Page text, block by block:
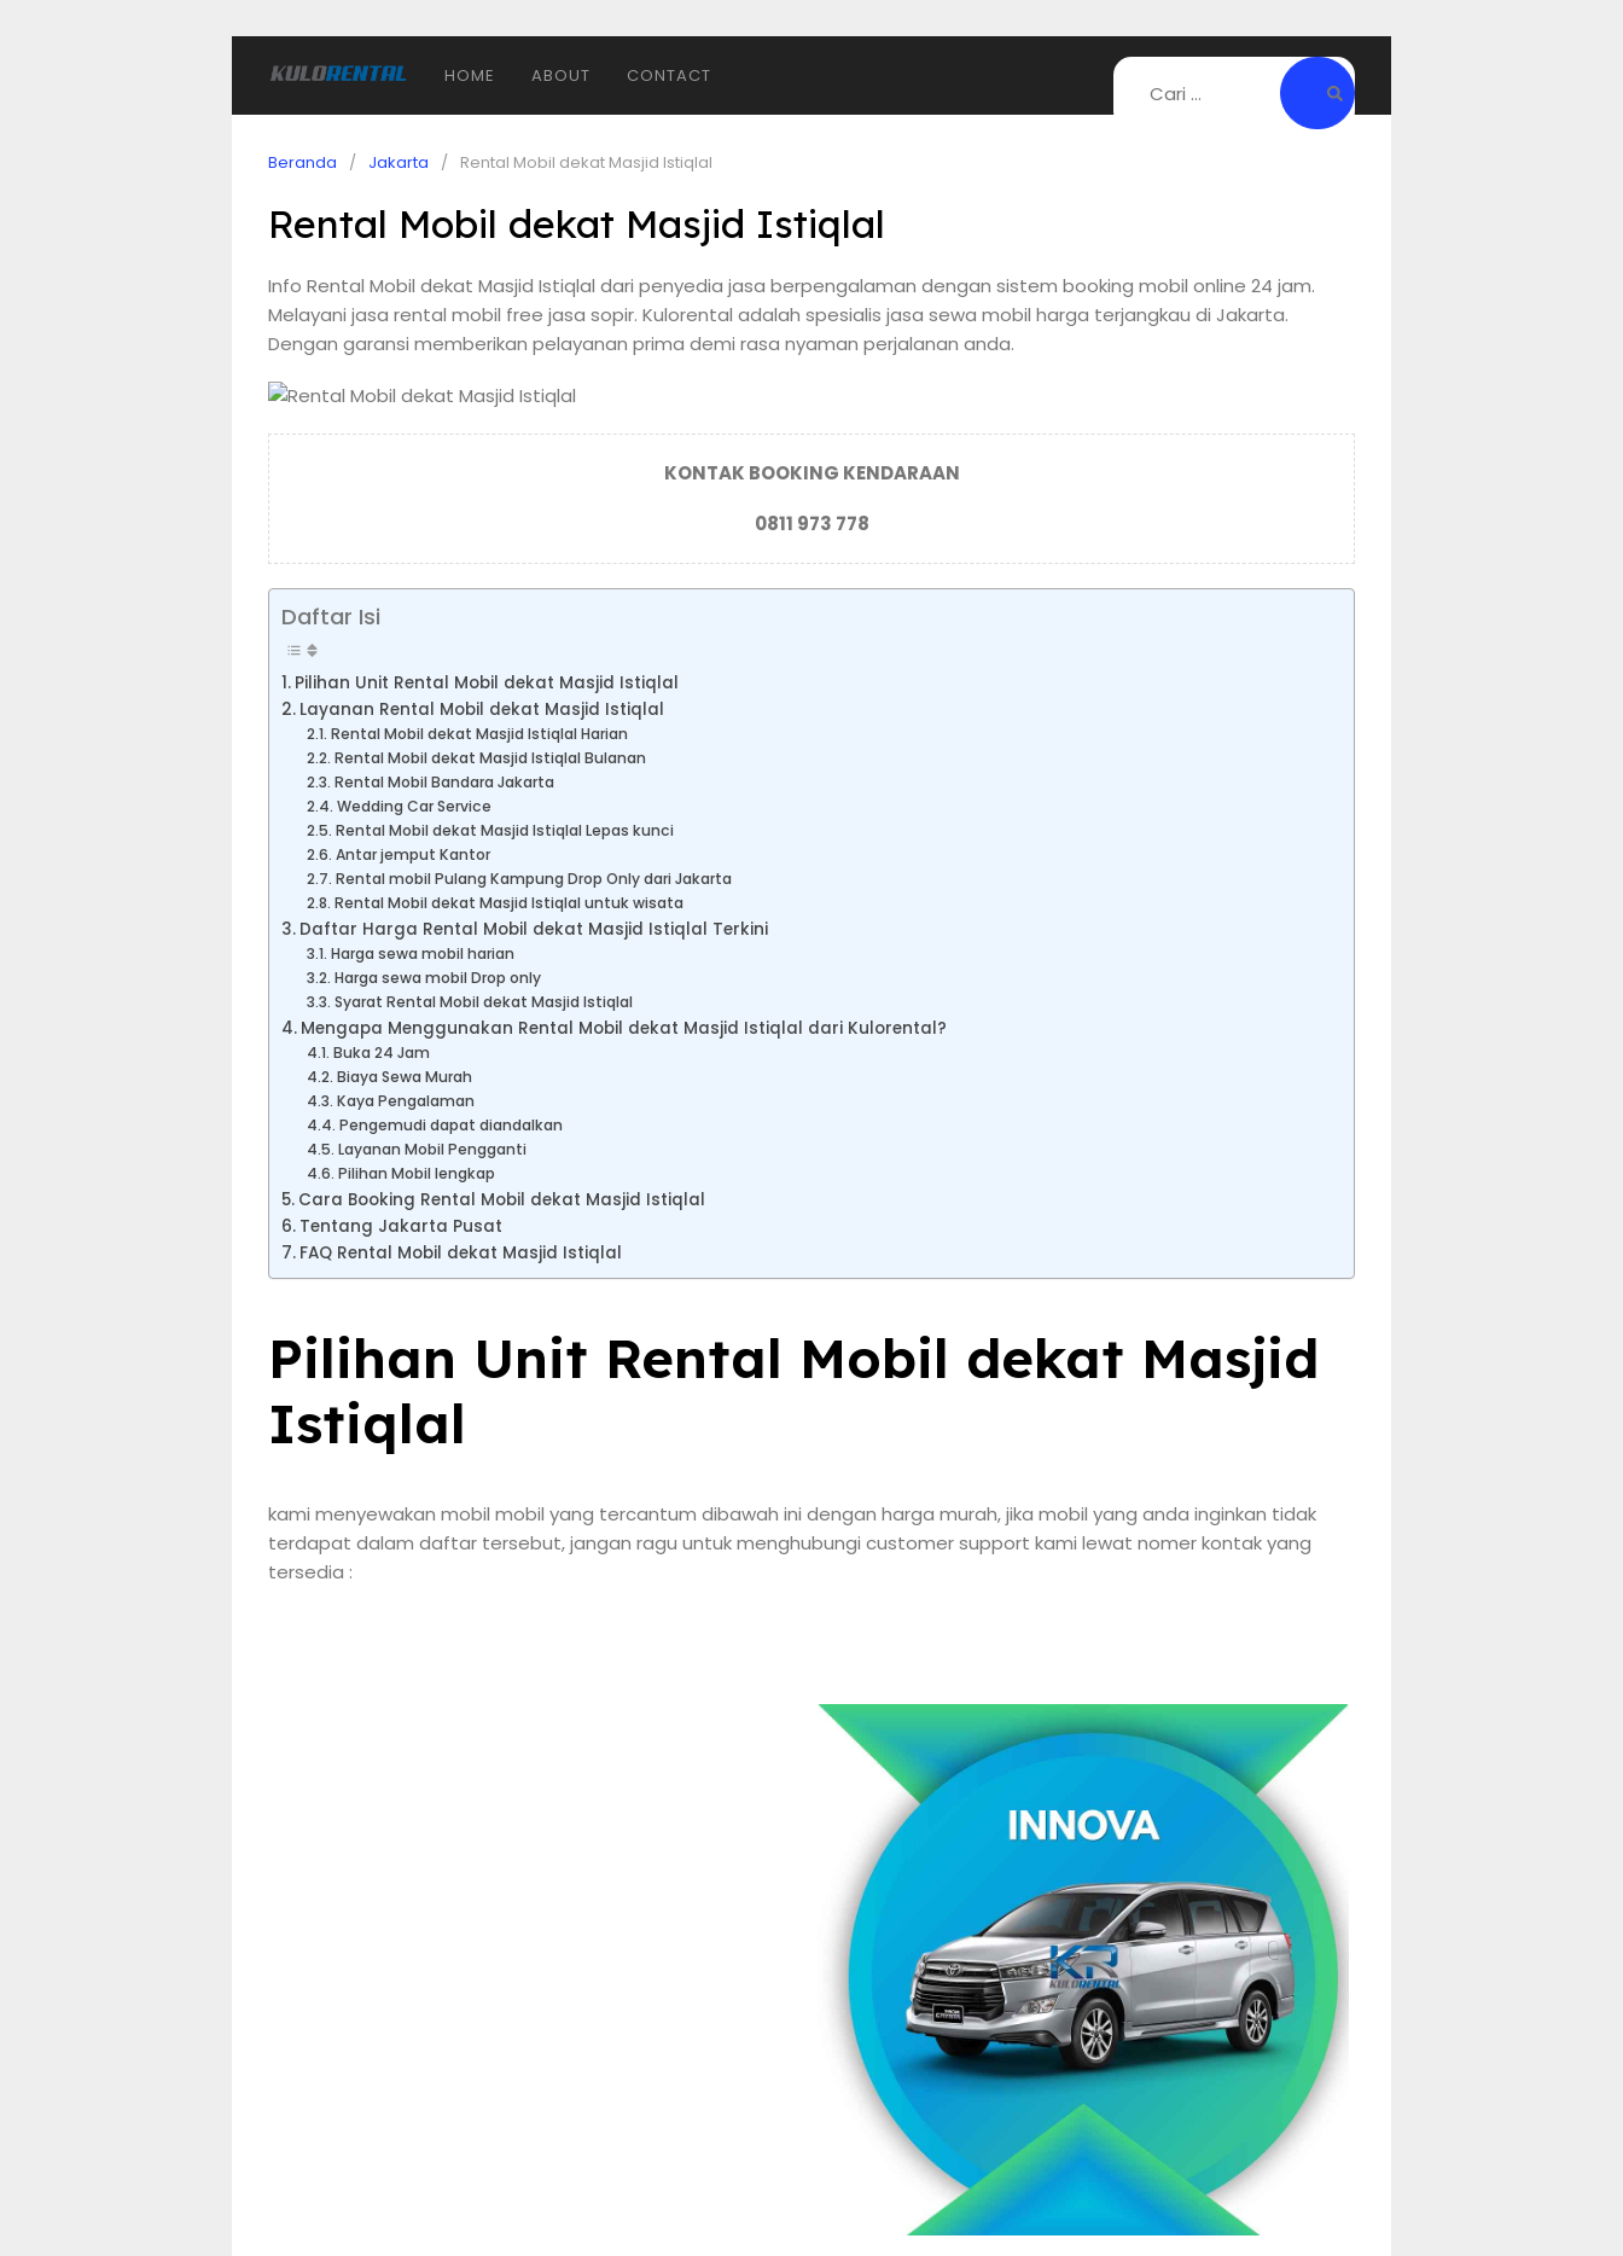
HOME ABOUT CONTACT
Beranda Jakarta Rental Mobil dekat Masjid Istiqlal
Rental Mobil dekat Masjid Istiqlal
Info Rental Mobil dekat Masjid Istiqlal dari penyedia jasa berpengalaman dengan sistem booking mobil online 24 jam.
Melayani jasa rental mobil free jasa sopir. Kulorental adalah spesialis jasa sewa mobil harga terjangkau di Jakarta.
Dengan garansi memberikan pelayanan prima demi rasa nyaman perjalanan anda.
KONTAK BOOKING KENDARAAN
0811 973 778
Daftar Isi
Pilihan Unit Rental Mobil dekat Masjid Istiqlal
Layanan Rental Mobil dekat Masjid Istiqlal
Rental Mobil dekat Masjid Istiqlal Harian
Rental Mobil dekat Masjid Istiqlal Bulanan
Rental Mobil Bandara Jakarta
Wedding Car Service
Rental Mobil dekat Masjid Istiqlal Lepas kunci
Antar jemput Kantor
Rental mobil Pulang Kampung Drop Only dari Jakarta
Rental Mobil dekat Masjid Istiqlal untuk wisata
Daftar Harga Rental Mobil dekat Masjid Istiqlal Terkini
Harga sewa mobil harian
Harga sewa mobil Drop only
Syarat Rental Mobil dekat Masjid Istiqlal
Mengapa Menggunakan Rental Mobil dekat Masjid Istiqlal dari Kulorental?
Buka 24 Jam
Biaya Sewa Murah
Kaya Pengalaman
Pengemudi dapat diandalkan
Layanan Mobil Pengganti
Pilihan Mobil lengkap
Cara Booking Rental Mobil dekat Masjid Istiqlal
Tentang Jakarta Pusat
FAQ Rental Mobil dekat Masjid Istiqlal
Pilihan Unit Rental Mobil dekat Masjid
Istiqlal
kami menyewakan mobil mobil yang tercantum dibawah ini dengan harga murah, jika mobil yang anda inginkan tidak
terdapat dalam daftar tersebut, jangan ragu untuk menghubungi customer support kami lewat nomer kontak yang
tersedia :